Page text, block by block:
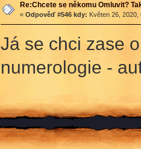
Re:Chcete se někomu Omluvit?
« Odpověď #546 kdy: Květen 26, 2020,
Já se chci zase
numerologie -